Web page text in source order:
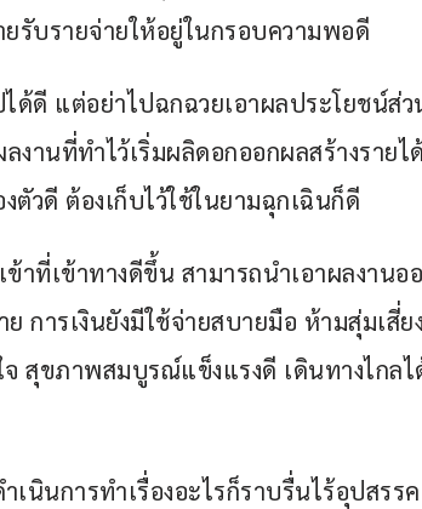
รับรายจ่ายให้อยู่ในกรอบความพอดี
ด้ดี แต่อย่าไปฉกฉวยเอาผลประโยชน์ส่ว
งานที่ทำไว้เริ่มผลิดอกออกผลสร้างรายไ
วดี ต้องเก็บไว้ใช้ในยามฉุกเฉินก็ดี
าที่เข้าทางดีขึ้น สามารถนำเอาผลงานอ
การเงินยังมีใช้จ่ายสบายมือ ห้ามสุ่มเสี่ยง
สุขภาพสมบูรณ์แข็งแรงดี เดินทางไกลไ
เนินการทำเรื่องอะไรก็ราบรื่นไร้อุปสรรค